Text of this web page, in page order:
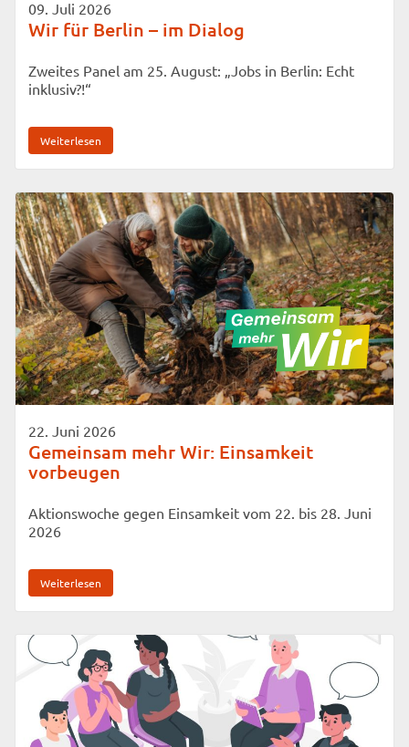
09. Juli 2026
Wir für Berlin – im Dialog
Zweites Panel am 25. August: „Jobs in Berlin: Echt
inklusiv?!“
Weiterlesen
22. Juni 2026
Gemeinsam mehr Wir: Einsamkeit
vorbeugen
Aktionswoche gegen Einsamkeit vom 22. bis 28. Juni
2026
Weiterlesen